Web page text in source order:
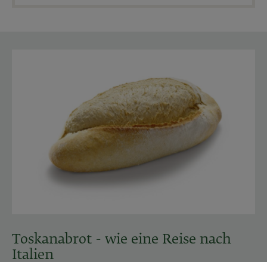
Toskanabrot - wie eine Reise nach
Italien